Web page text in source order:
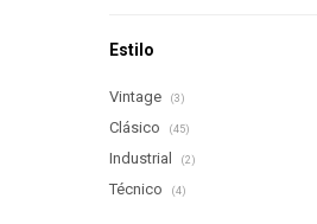
Estilo
Vintage (3)
Clásico (45)
Industrial (2)
Técnico (4)